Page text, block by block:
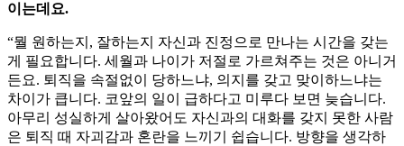
이는데요.
“뭘 원하는지, 잘하는지 자신과 진정으로 만나는 시간을 갖는
게 필요합니다. 세월과 나이가 저절로 가르쳐주는 것은 아니거
든요. 퇴직을 속절없이 당하느냐, 의지를 갖고 맞이하느냐는
차이가 큽니다. 코앞의 일이 급하다고 미루다 보면 늦습니다.
아무리 성실하게 살아왔어도 자신과의 대화를 갖지 못한 사람
은 퇴직 때 자괴감과 혼란을 느끼기 쉽습니다. 방향을 생각하